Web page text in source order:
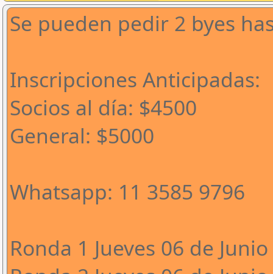
Se pueden pedir 2 byes
Inscripciones Anticipadas:
Socios al día: $4500
General: $5000
Whatsapp: 11 3585 9796
Ronda 1 Jueves 06 de